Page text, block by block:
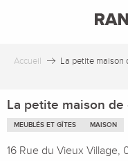
principal
Accueil La petite maison
La petite maison de
MEUBLÉS ET GÎTES MAISON
16 Rue du Vieux